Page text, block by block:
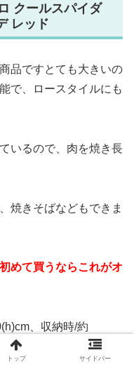
クールスパイダ
レッド
品ですとても大きいの
で、ロースタイルにも
いるので、肉を焼き長
焼きそばなどもできま
めて買うならこれがオ
、収納時/約
トップ サイドバー